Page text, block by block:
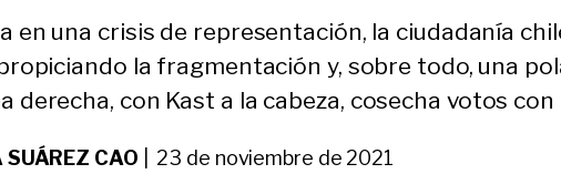
en una crisis de representación, la ciudadanía
la fragmentación y, sobre todo, una
derecha, con Kast a la cabeza, cosecha votos
SUÁREZ CAO | 23 de noviembre de 2021